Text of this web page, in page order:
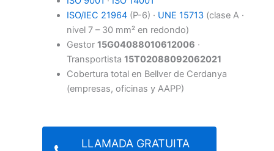
ISO/IEC 21964(P-6) · UNE 15713(clase A ·
nivel 7 – 30 mm² en redondo)
Gestor 15G04088010612006 ·
Transportista 15T02088092062021
Cobertura total en Bellver de Cerdanya
(empresas, oficinas y AAPP)
LLAMADA GRATUITA